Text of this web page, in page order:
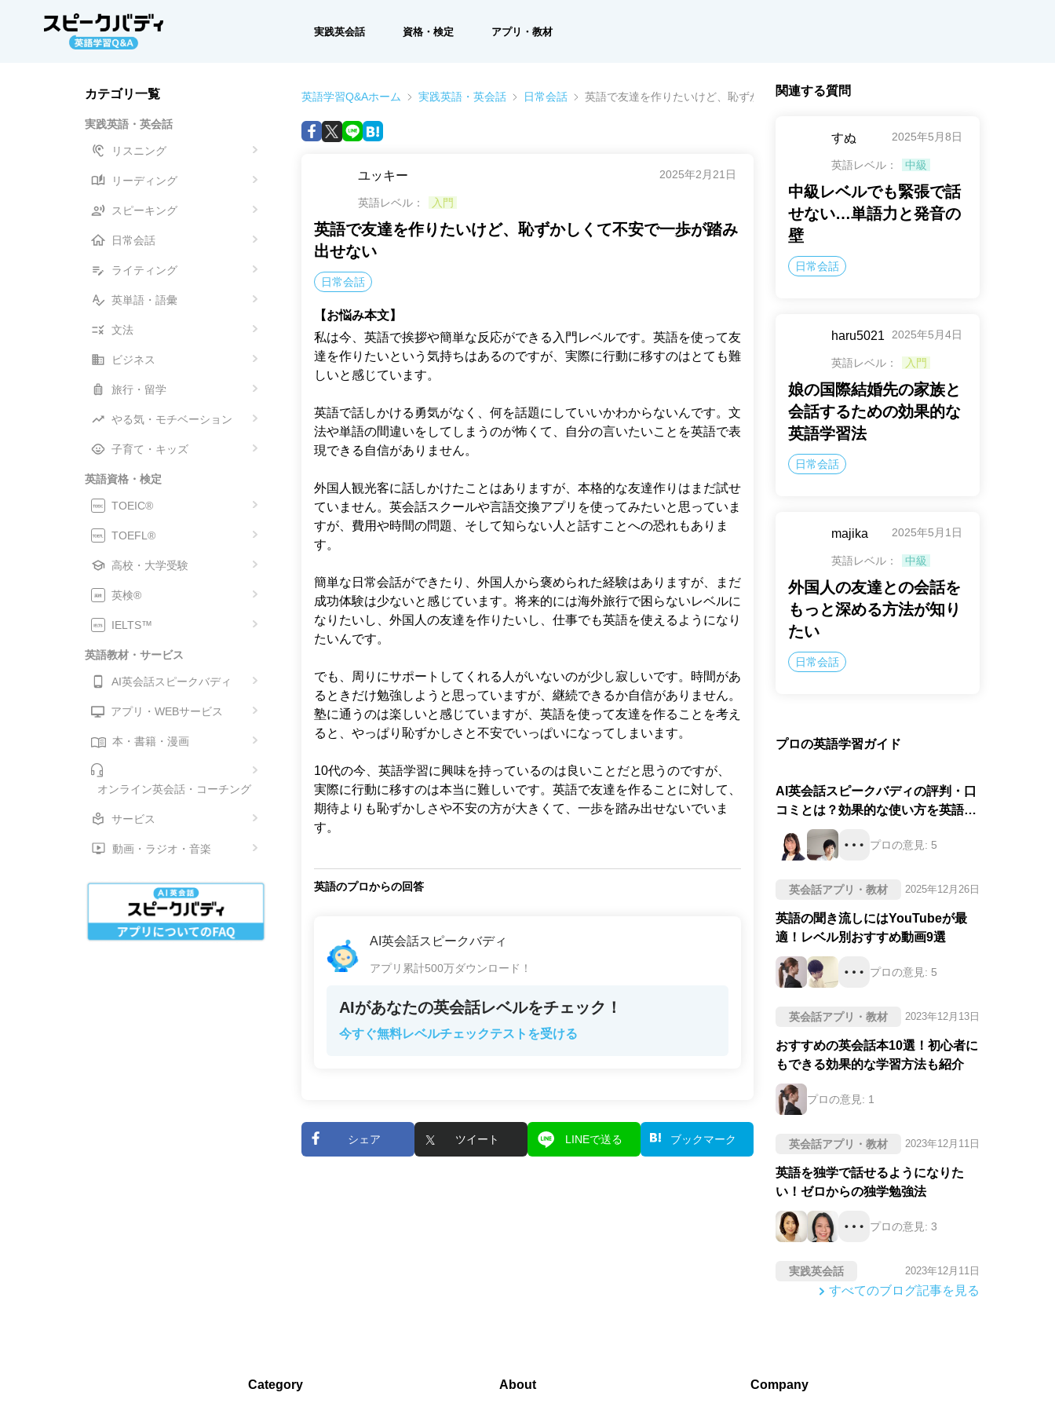
実践英会話 資格・検定 アプリ・教材
カテゴリ一覧
実践英語・英会話
リスニング
リーディング
スピーキング
日常会話
ライティング
英単語・語彙
文法
ビジネス
旅行・留学
やる気・モチベーション
子育て・キッズ
英語資格・検定
TOEIC®
TOEFL®
高校・大学受験
英検®
IELTS™
英語教材・サービス
AI英会話スピークバディ
アプリ・WEBサービス
本・書籍・漫画
オンライン英会話・コーチング
サービス
動画・ラジオ・音楽
英語学習Q&Aホーム 実践英語・英会話 日常会話 英語で友達を作りたいけど、恥ずかしくて不安で一歩が踏み出せない
ユッキー 2025年2月21日
英語レベル： 入門
英語で友達を作りたいけど、恥ずかしくて不安で一歩が踏み
出せない
日常会話
【お悩み本文】
私は今、英語で挨拶や簡単な反応ができる入門レベルです。英語を使って友
達を作りたいという気持ちはあるのですが、実際に行動に移すのはとても難
しいと感じています。
英語で話しかける勇気がなく、何を話題にしていいかわからないんです。文
法や単語の間違いをしてしまうのが怖くて、自分の言いたいことを英語で表
現できる自信がありません。
外国人観光客に話しかけたことはありますが、本格的な友達作りはまだ試せ
ていません。英会話スクールや言語交換アプリを使ってみたいと思っていま
すが、費用や時間の問題、そして知らない人と話すことへの恐れもありま
す。
簡単な日常会話ができたり、外国人から褒められた経験はありますが、まだ
成功体験は少ないと感じています。将来的には海外旅行で困らないレベルに
なりたいし、外国人の友達を作りたいし、仕事でも英語を使えるようになり
たいんです。
でも、周りにサポートしてくれる人がいないのが少し寂しいです。時間があ
るときだけ勉強しようと思っていますが、継続できるか自信がありません。
塾に通うのは楽しいと感じていますが、英語を使って友達を作ることを考え
ると、やっぱり恥ずかしさと不安でいっぱいになってしまいます。
10代の今、英語学習に興味を持っているのは良いことだと思うのですが、
実際に行動に移すのは本当に難しいです。英語で友達を作ることに対して、
期待よりも恥ずかしさや不安の方が大きくて、一歩を踏み出せないでいま
す。
英語のプロからの回答
AI英会話スピークバディ
アプリ累計500万ダウンロード！
AIがあなたの英会話レベルをチェック！
今すぐ無料レベルチェックテストを受ける
シェア ツイート LINEで送る ブックマーク
関連する質問
すぬ 2025年5月8日
英語レベル： 中級
中級レベルでも緊張で話
せない…単語力と発音の
壁
日常会話
haru5021 2025年5月4日
英語レベル： 入門
娘の国際結婚先の家族と
会話するための効果的な
英語学習法
日常会話
majika 2025年5月1日
英語レベル： 中級
外国人の友達との会話を
もっと深める方法が知り
たい
日常会話
プロの英語学習ガイド
AI英会話スピークバディの評判・口
コミとは？効果的な使い方を英語の
プロが徹底評価！
プロの意見: 5
英会話アプリ・教材 2025年12月26日
英語の聞き流しにはYouTubeが最
適！レベル別おすすめ動画9選
プロの意見: 5
英会話アプリ・教材 2023年12月13日
おすすめの英会話本10選！初心者に
もできる効果的な学習方法も紹介
プロの意見: 1
英会話アプリ・教材 2023年12月11日
英語を独学で話せるようになりた
い！ゼロからの独学勉強法
プロの意見: 3
実践英会話 2023年12月11日
すべてのブログ記事を見る
Category About Company